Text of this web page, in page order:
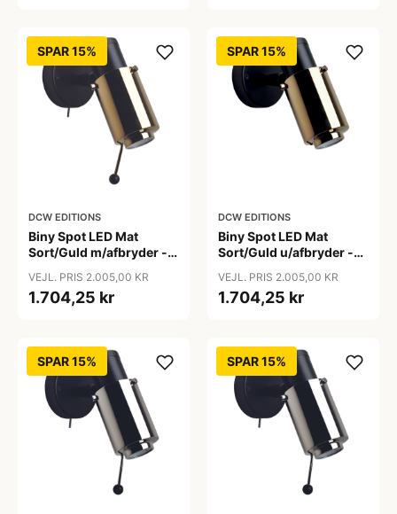
SPAR 15%
DCW EDITIONS
Biny Spot LED Mat
Sort/Guld m/afbryder -
VEJL. PRIS 2.005,00 KR
1.704,25 kr
SPAR 15%
DCW EDITIONS
Biny Spot LED Mat
Sort/Guld u/afbryder -
VEJL. PRIS 2.005,00 KR
1.704,25 kr
SPAR 15% SPAR 15%